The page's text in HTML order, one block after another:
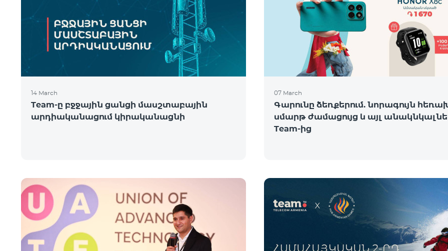
14 March
Team-ը բջջային ցանցի մասշտաբային
արդիականացում կիրականացնի
07 March
Գարունը ձեռքերում. նորագույն
սմարթ ժամացույց և այլ
Team-ից